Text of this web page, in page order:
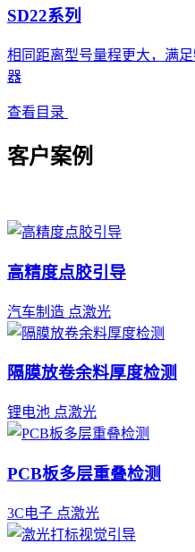
SD22系列
相同距离型号量程更大，满
器
查看目录
客户案例
高精度点胶引导
汽车制造 点激光
隔膜放卷余料厚度检测
锂电池 点激光
PCB板多层重叠检测
3C电子 点激光